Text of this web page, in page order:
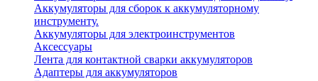
Аккумуляторы для сборок к аккумуляторному
инструменту.
Аккумуляторы для электроинструментов
Аксессуары
Лента для контактной сварки аккумуляторов
Адаптеры для аккумуляторов